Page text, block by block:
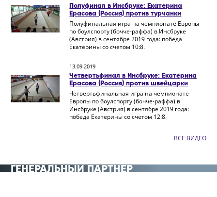
Полуфинал в Инсбруке: Екатерина
Ерасова (Россия) против турчанки
Полуфинальная игра на чемпионате Европы
по боулспорту (бочче-раффа) в Инсбруке
(Австрия) в сентябре 2019 года: победа
Екатерины со счетом 10:8.
13.09.2019
Четвертьфинал в Инсбруке: Екатерина
Ерасова (Россия) против швейцарки
Четвертьфинальная игра на чемпионате
Европы по боулспорту (бочче-раффа) в
Инсбруке (Австрия) в сентябре 2019 года:
победа Екатерины со счетом 12:8.
ВСЕ ВИДЕО
ГЕНЕРАЛЬНЫЙ ПАРТНЁР